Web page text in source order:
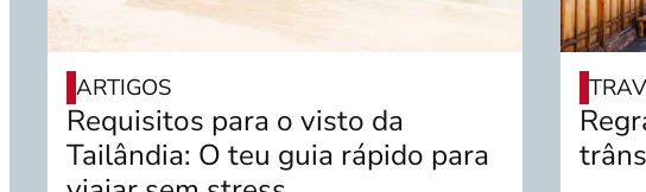
ARTIGOS
Requisitos para o visto da
Tailândia: O teu guia rápido para